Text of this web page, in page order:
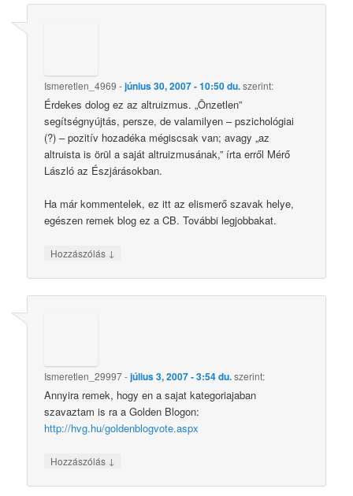
Ismeretlen_4969 -június 30, 2007 - 10:50 du.szerint:
Érdekes dolog ez az altruizmus. „Önzetlen”
segítségnyújtás, persze, de valamilyen – pszichológiai
(?) – pozitív hozadéka mégiscsak van; avagy „az
altruista is örül a saját altruizmusának,” írta erről Mérő
László az Észjárásokban.
Ha már kommentelek, ez itt az elismerő szavak helye,
egészen remek blog ez a CB. További legjobbakat.
Hozzászólás ↓
Ismeretlen_29997-július 3, 2007 - 3:54 du.szerint:
Annyira remek, hogy en a sajat kategoriajaban
szavaztam is ra a Golden Blogon:
http://hvg.hu/goldenblogvote.aspx
Hozzászólás ↓